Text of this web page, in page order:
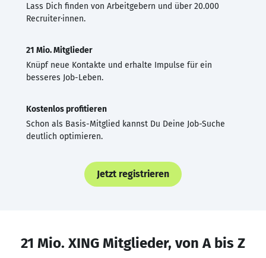
Lass Dich finden von Arbeitgebern und über 20.000
Recruiter·innen.
21 Mio. Mitglieder
Knüpf neue Kontakte und erhalte Impulse für ein
besseres Job-Leben.
Kostenlos profitieren
Schon als Basis-Mitglied kannst Du Deine Job-Suche
deutlich optimieren.
Jetzt registrieren
21 Mio. XING Mitglieder, von A bis Z